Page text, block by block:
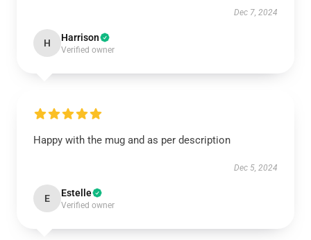
Dec 7, 2024
H Harrison
Verified owner
Happy with the mug and as per description
Dec 5, 2024
E Estelle
Verified owner